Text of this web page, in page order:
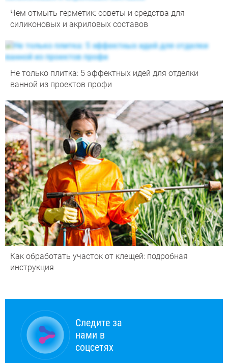
Чем отмыть герметик: советы и средства для
силиконовых и акриловых составов
Не только плитка: 5 эффектных идей для отделки
ванной из проектов профи
Как обработать участок от клещей: подробная
инструкция
Следите за
нами в
соцсетях